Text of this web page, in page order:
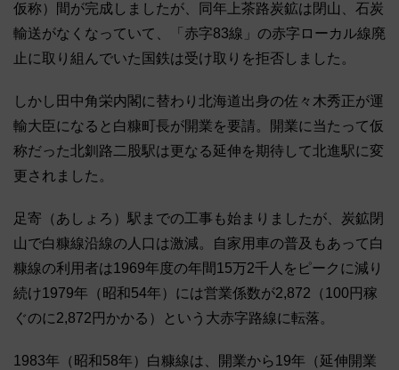
仮称）間が完成しましたが、同年上茶路炭鉱は閉山、石炭
輸送がなくなっていて、「赤字83線」の赤字ローカル線廃
止に取り組んでいた国鉄は受け取りを拒否しました。
しかし田中角栄内閣に替わり北海道出身の佐々木秀正が運
輸大臣になると白糠町長が開業を要請。開業に当たって仮
称だった北釧路二股駅は更なる延伸を期待して北進駅に変
更されました。
足寄（あしょろ）駅までの工事も始まりましたが、炭鉱閉
山で白糠線沿線の人口は激減。自家用車の普及もあって白
糠線の利用者は1969年度の年間15万2千人をピークに減り
続け1979年（昭和54年）には営業係数が2,872（100円稼
ぐのに2,872円かかる）という大赤字路線に転落。
1983年（昭和58年）白糠線は、開業から19年（延伸開業